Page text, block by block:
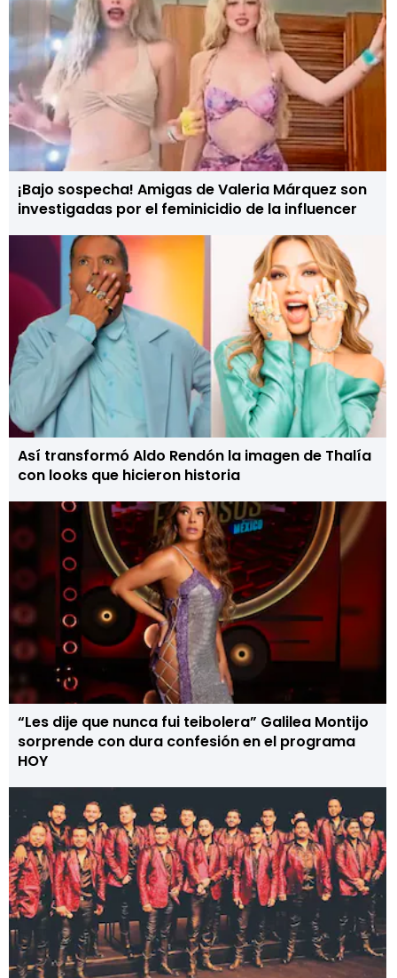
¡Bajo sospecha! Amigas de Valeria Márquez son
investigadas por el feminicidio de la influencer
Así transformó Aldo Rendón la imagen de Thalía
con looks que hicieron historia
“Les dije que nunca fui teibolera” Galilea Montijo
sorprende con dura confesión en el programa
HOY